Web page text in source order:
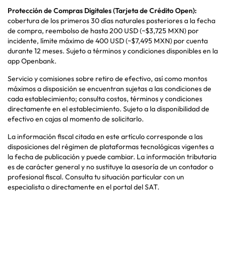
Protección de Compras Digitales (Tarjeta de Crédito Open):
cobertura de los primeros 30 días naturales posteriores a la fecha
de compra, reembolso de hasta 200 USD (~$3,725 MXN) por
incidente, límite máximo de 400 USD (~$7,495 MXN) por cuenta
durante 12 meses. Sujeto a términos y condiciones disponibles en la
appOpenbank.
Servicio y comisiones sobre retiro de efectivo, así como montos
máximos a disposición se encuentran sujetas a las condiciones de
cada establecimiento; consulta costos, términos y condiciones
directamente en el establecimiento. Sujeto a la disponibilidad de
efectivo en cajas al momento de solicitarlo.
La información fiscal citada en este artículo corresponde a las
disposiciones del régimen de plataformas tecnológicas vigentes a
la fecha de publicación y puede cambiar. La información tributaria
es de carácter general y no sustituye la asesoría de un contador o
profesional fiscal. Consulta tu situación particular con un
especialista o directamente en el portal del SAT.